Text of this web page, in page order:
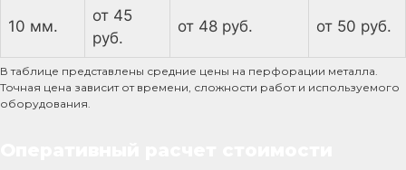
10 мм.
от 45
руб.
от 48 руб. от 50 руб.
В таблице представлены средние цены на перфорации металла.
Точная цена зависит от времени, сложности работ и используемого
оборудования.